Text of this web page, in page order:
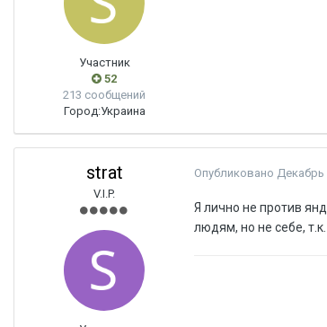
Участник
52
213 сообщений
Город:Украина
strat
V.I.P.
Опубликовано Декабрь
Я лично не против
людям, но не себе,